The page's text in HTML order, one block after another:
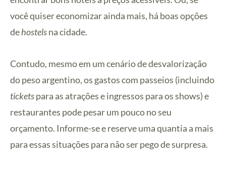
você quiser economizar ainda mais, há boas opções
dehostelsna cidade.
Contudo, mesmo em um cenário de desvalorização
do peso argentino, os gastos com passeios (incluindo
ticketspara as atrações e ingressos para os shows) e
restaurantes pode pesar um pouco no seu
orçamento. Informe-se e reserve uma quantia a mais
para essas situações para não ser pego de surpresa.